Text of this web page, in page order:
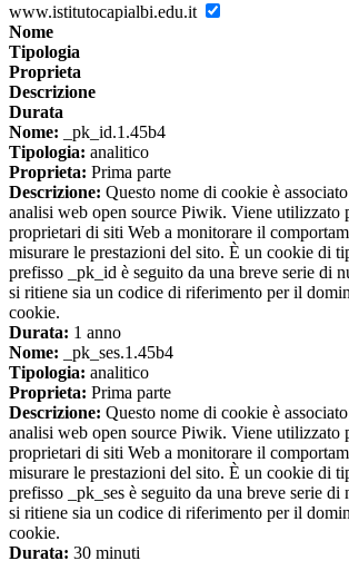
www.istitutocapialbi.edu.it
Nome
Tipologia
Proprieta
Descrizione
Durata
Nome: _pk_id.1.45b4
Tipologia: analitico
Proprieta: Prima parte
Descrizione: Questo nome di cookie è
analisi web open source Piwik. Viene utilizzato
proprietari di siti Web a monitorare il
misurare le prestazioni del sito. È un cookie di
prefisso _pk_id è seguito da una breve serie di
si ritiene sia un codice di riferimento per il
cookie.
Durata: 1 anno
Nome: _pk_ses.1.45b4
Tipologia: analitico
Proprieta: Prima parte
Descrizione: Questo nome di cookie è
analisi web open source Piwik. Viene utilizzato
proprietari di siti Web a monitorare il
misurare le prestazioni del sito. È un cookie di
prefisso _pk_ses è seguito da una breve serie di
si ritiene sia un codice di riferimento per il
cookie.
Durata: 30 minuti